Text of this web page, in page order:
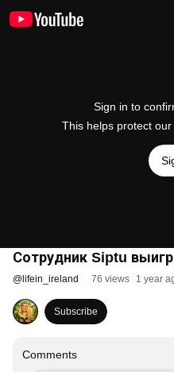
Sign in to
This helps protect our
Сотрудник Siptu
@ lifein_ireland 76 views 1 year
Subscribe
Comments